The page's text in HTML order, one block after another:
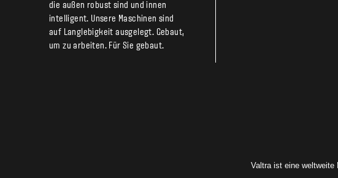
die außen robust sind und innen
intelligent. Unsere Maschinen sind
auf Langlebigkeit ausgelegt. Gebaut,
um zu arbeiten. Für Sie gebaut.
Valtra ist eine weltweite